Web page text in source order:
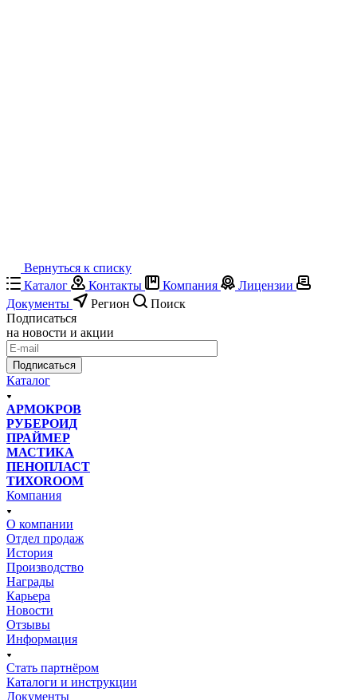
Вернуться к списку
Каталог
Контакты Компания
Лицензии
Документы
Регион
Поиск
Подписаться
на новости и акции
Подписаться
Каталог
АРМОКРОВ
РУБЕРОИД
ПРАЙМЕР
МАСТИКА
ПЕНОПЛАСТ
ТИХОROOM
Компания
О компании
Отдел продаж
История
Производство
Награды
Карьера
Новости
Отзывы
Информация
Стать партнёром
Каталоги и инструкции
Документы